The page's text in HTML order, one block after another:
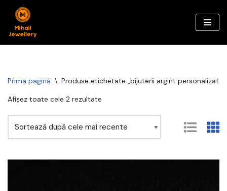
Sari
la
Prima pagină \ Produse etichetate „bijuterii argint personalizate”
Afișez toate cele 2 rezultate